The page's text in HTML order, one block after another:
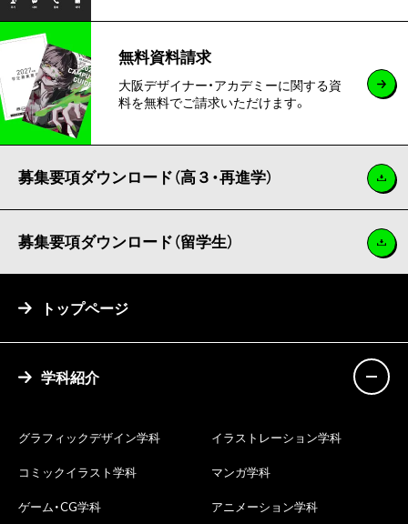
無料資料請求
大阪デザイナー・アカデミーに関する資
料を無料でご請求いただけます。
募集要項ダウンロード（高３・再進学）
募集要項ダウンロード（留学生）
トップページ
学科紹介
グラフィックデザイン学科
イラストレーション学科
コミックイラスト学科
マンガ学科
ゲーム・CG学科
アニメーション学科